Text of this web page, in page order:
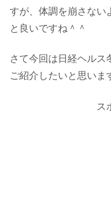
すが、体調を崩さない
と良いですね＾＾
さて今回は日経ヘルス
ご紹介したいと思いま
ス